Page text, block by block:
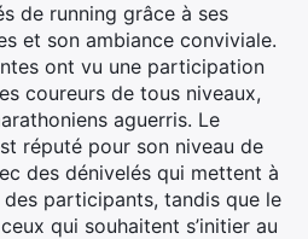
de running grâce à ses
et son ambiance conviviale.
ont vu une participation
coureurs de tous niveaux,
aguerris. Le
réputé pour son niveau de
des dénivelés qui mettent à
des participants, tandis que le
qui souhaitent s’initier au